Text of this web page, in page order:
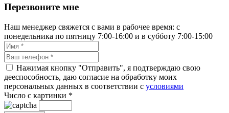
Перезвоните мне
Наш менеджер свяжется с вами в рабочее время: с
понедельника по пятницу 7:00-16:00 и в субботу 7:00-15:00
Нажимая кнопку "Отправить", я подтверждаю свою
дееспособность, даю согласие на обработку моих
персональных данных в соответствии с условиями
Число с картинки *